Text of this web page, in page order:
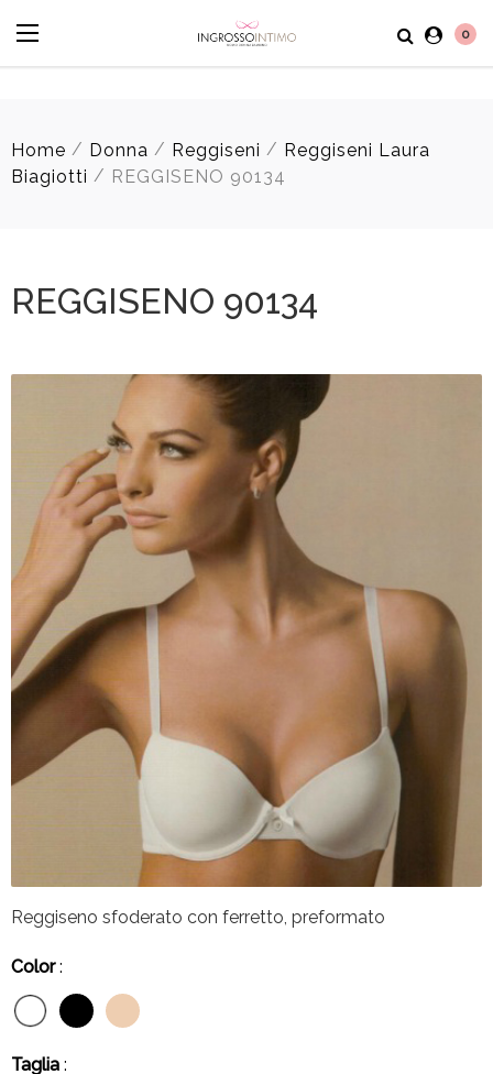
0
Home / Donna / Reggiseni / Reggiseni Laura
Biagiotti / REGGISENO 90134
REGGISENO 90134
Reggiseno sfoderato con ferretto, preformato
Color:
Taglia :